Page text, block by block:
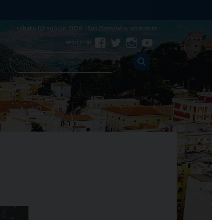
sabato 08 agosto 2026 San Domenico, sacerdote
Facebook
TwitterInstagram
YouTube